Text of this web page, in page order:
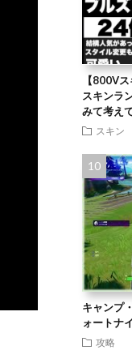
【800V
スキンラ
みて考え
スキン
キャンプ
ォートナ
攻略